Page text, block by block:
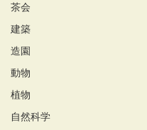
茶会
建築
造園
動物
植物
自然科学